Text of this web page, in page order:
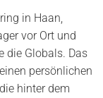
in Haan,
vor Ort und
die Globals. Das
persönlichen
hinter dem